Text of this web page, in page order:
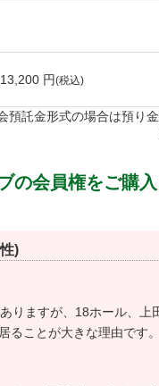
足度の向上、会員の
月1日より
ルフ場を利用する
円（税込） □土
り
ーンを当初の予定ど
】275,000円（税込
13,200 円(税込)
預託金形式の場合は預り
の会員権をご購入
)
りますが、18ホール、上
ることが大きな理由です。